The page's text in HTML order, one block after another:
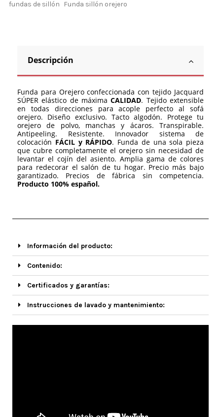
fundas de sillón Funda sillón orejero
Descripción
Funda para Orejero confeccionada con tejido Jacquard
SÚPER elástico de máximaCALIDAD. Tejido extensible
en todas direcciones para acople perfecto al sofá
orejero. Diseño exclusivo. Tacto algodón. Protege tu
orejero de polvo, manchas y ácaros. Transpirable.
Antipeeling. Resistente. Innovador sistema de
colocación FÁCIL y RÁPIDO. Funda de una sola pieza
que cubre completamente el orejero sin necesidad de
levantar el cojín del asiento. Amplia gama de colores
para redecorar el salón de tu hogar. Precio más bajo
garantizado. Precios de fábrica sin competencia.
Producto 100% español.
Información del producto:
Contenido:
Certificados y garantías:
Instrucciones de lavado y mantenimiento: